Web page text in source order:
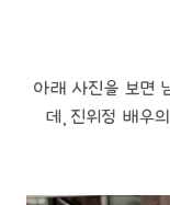
아래 사진을 보면
데, 진위정 배우